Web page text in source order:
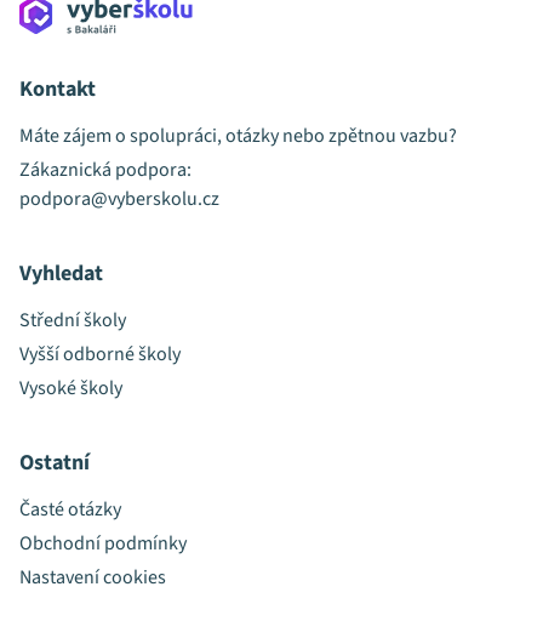
Kontakt
Máte zájem o spolupráci, otázky nebo zpětnou vazbu?
Zákaznická podpora:
podpora@vyberskolu.cz
Vyhledat
Střední školy
Vyšší odborné školy
Vysoké školy
Ostatní
Časté otázky
Obchodní podmínky
Nastavení cookies